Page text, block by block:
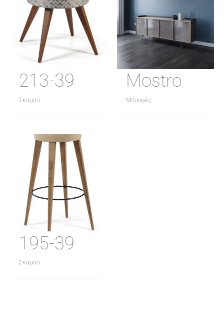
213-39
Σκαμπό
Mostro
Μπουφές
195-39
Σκαμπό